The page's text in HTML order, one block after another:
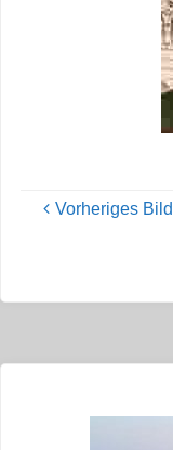
Vorheriges Bild